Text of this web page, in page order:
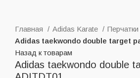
Главная
Adidas Karate
Adidas taekwondo double target
Назад к товарам
Adidas taekwondo double